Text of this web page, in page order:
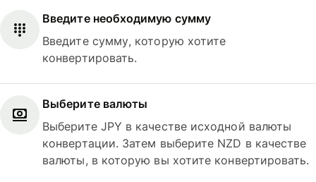
Введите необходимую сумму
Введите сумму, которую хотите
конвертировать.
Выберите валюты
Выберите JPY в качестве исходной валюты
конвертации. Затем выберите NZD в качестве
валюты, в которую вы хотите конвертировать.